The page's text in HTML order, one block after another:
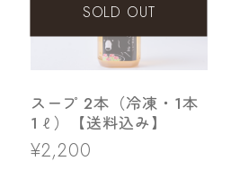
SOLD OUT
スープ 2本（冷凍・1本
1ℓ）【送料込み】
¥2,200